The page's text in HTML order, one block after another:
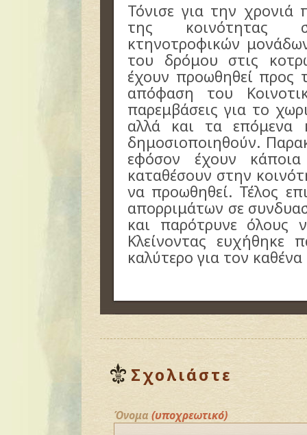
Τόνισε για την
της κοινότητας
κτηνοτροφικών
του δρόμου στις
έχουν προωθηθεί προς
απόφαση του
παρεμβάσεις για το
αλλά και τα επόμενα
δημοσιοποιηθούν.
εφόσον έχουν
καταθέσουν στην
να προωθηθεί. Τέλος
απορριμάτων σε
και παρότρυνε όλους
Κλείνοντας ευχήθηκε
καλύτερο για τον
Σχολιάστε
Όνομα (υποχρεωτικό)